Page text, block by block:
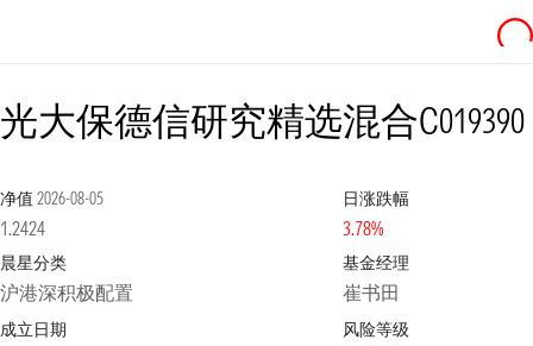
光大保德信研究精选混合C019390
净值 2026-08-05
1.2424
日涨跌幅
3.78%
晨星分类
沪港深积极配置
基金经理
崔书田
成立日期 风险等级